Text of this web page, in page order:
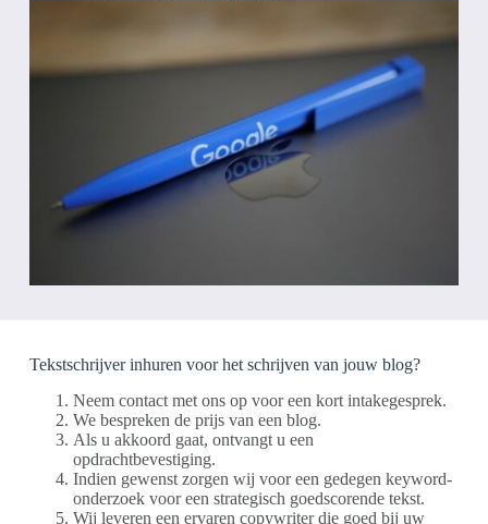
Tekstschrijver inhuren voor het schrijven van jouw blog?
Neem contact met ons op voor een kort intakegesprek.
We bespreken de prijs van een blog.
Als u akkoord gaat, ontvangt u een
opdrachtbevestiging.
Indien gewenst zorgen wij voor een gedegen keyword-
onderzoek voor een strategisch goedscorende tekst.
Wij leveren een ervaren copywriter die goed bij uw